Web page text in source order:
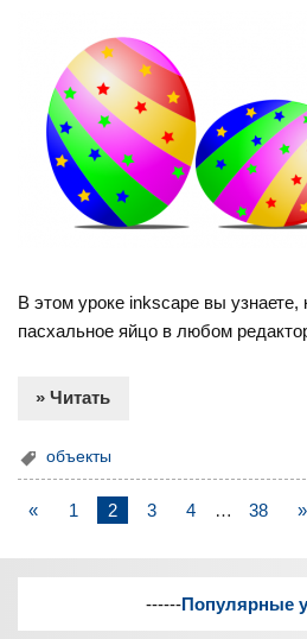
В этом уроке inkscape вы узнаете,
пасхальное яйцо в любом
» Читать
объекты
« 1 2 3 4 … 38 »
------Популярные